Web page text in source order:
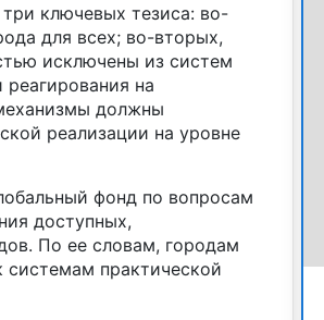
ключевых тезиса: во-
для всех; во-вторых,
исключены из систем
на
должны
реализации на уровне
фонд по вопросам
доступных,
По ее словам, городам
системам практической